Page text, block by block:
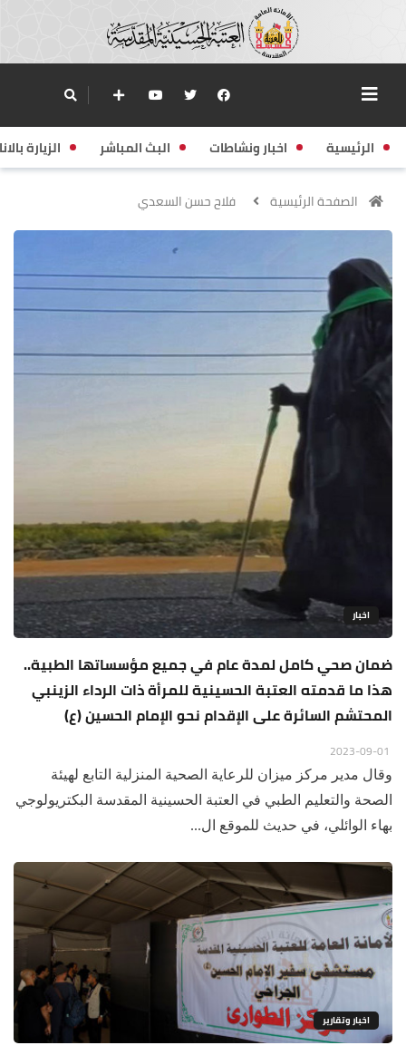
الرئيسية اخبار ونشاطات البث المباشر الزيارة
الصفحة الرئيسية فلاح حسن السعدي
اخبار
ضمان صحي كامل لمدة عام في جميع مؤسساتها الطبية..
هذا ما قدمته العتبة الحسينية للمرأة ذات الرداء الزينبي
المحتشم السائرة على الإقدام نحو الإمام الحسين (ع)
وقال مدير مركز ميزان للرعاية الصحية المنزلية التابع لهيئة
الصحة والتعليم الطبي في العتبة الحسينية المقدسة البكتريولوجي
بهاء الوائلي، في حديث للموقع ال...
اخبار وتقارير